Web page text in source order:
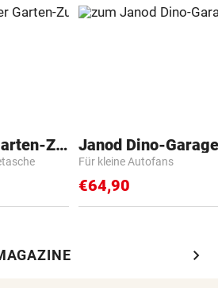
Esschert Kinder Garten-Zubehör Janod Dino-Garage
Für kleine Autofans
€64,90
chevron_right